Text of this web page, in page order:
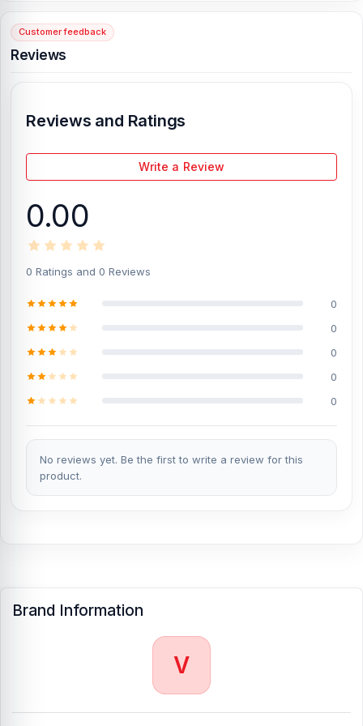
[/vc_column][/vc_row]
Customer feedback
Reviews
Reviews and Ratings
Write a Review
0.00
0 Ratings and 0 Reviews
0
0
0
0
0
No reviews yet. Be the first to write a review for this
product.
Brand Information
V